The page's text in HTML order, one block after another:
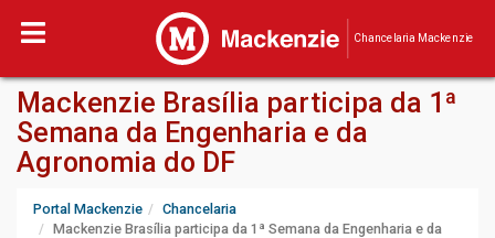
Chancelaria Mackenzie
Mackenzie Brasília participa da 1ª
Semana da Engenharia e da
Agronomia do DF
Portal Mackenzie
Chancelaria
Mackenzie Brasília participa da 1ª Semana da Engenharia e da